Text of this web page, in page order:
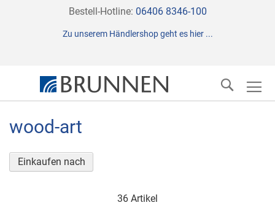
Direkt
Inhalt
Bestell-Hotline: 06406 8346-100
Zu unserem Händlershop geht es hier ...
Suche
wood-art
36 Artikel
Einkaufen nach